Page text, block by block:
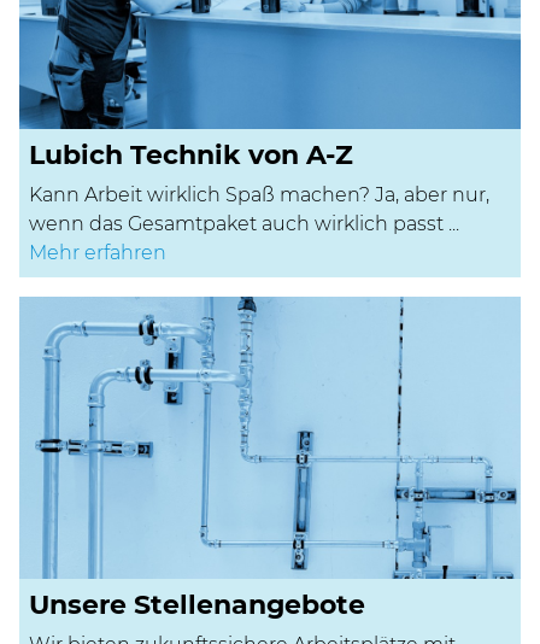
Lubich Technik von A-Z
Kann Arbeit wirklich Spaß machen? Ja, aber nur,
wenn das Gesamtpaket auch wirklich passt ...
Mehr erfahren
Unsere Stellenangebote